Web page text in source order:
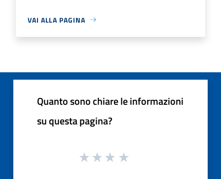
VAI ALLA PAGINA
Quanto sono chiare le informazioni
su questa pagina?